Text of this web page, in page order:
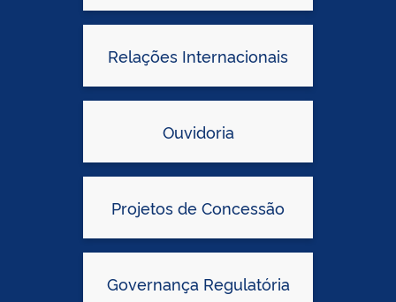
Relações Internacionais
Ouvidoria
Projetos de Concessão
Governança Regulatória